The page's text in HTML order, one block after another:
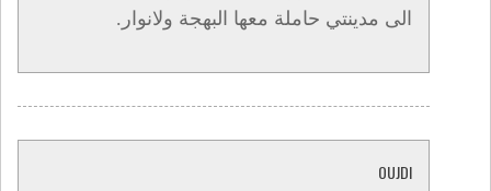
الى مدينتي حاملة معها البهجة ولانوار.
OUJDI